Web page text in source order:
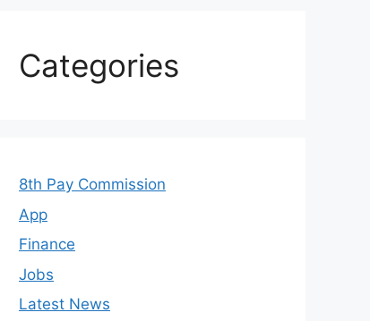
Categories
8th Pay Commission
App
Finance
Jobs
Latest News